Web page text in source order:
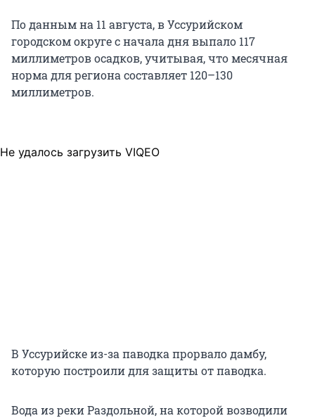
По данным на 11 августа, в Уссурийском
городском округе с начала дня выпало 117
миллиметров осадков, учитывая, что месячная
норма для региона составляет 120–130
миллиметров.
Не удалось загрузить VIQEO
В Уссурийске из-за паводка прорвало дамбу,
которую построили для защиты от паводка.
Вода из реки Раздольной, на которой возводили